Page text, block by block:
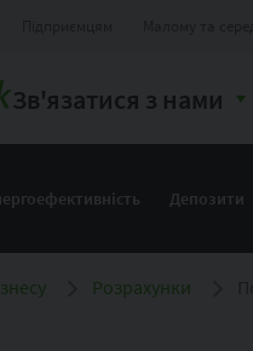
Зв'язатися з нами
Депозити
Розрахунки